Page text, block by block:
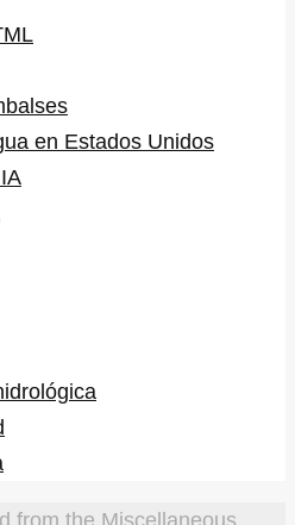
en Estados Unidos
from the Miscellaneous